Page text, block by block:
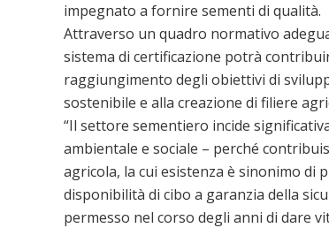
impegnato a fornire sementi di qualità.
Attraverso un quadro normativo
sistema di certificazione potrà
raggiungimento degli obiettivi di
sostenibile e alla creazione di filiere
“Il settore sementiero incide
ambientale e sociale – perché
agricola, la cui esistenza è sinonimo
disponibilità di cibo a garanzia della
permesso nel corso degli anni di dare